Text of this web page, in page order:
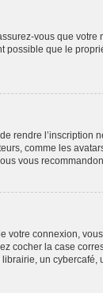
vous que
que le
rendre
comme les
vous
votre connexion,
cocher la case
un